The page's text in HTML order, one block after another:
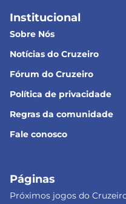
Institucional
Sobre Nós
Notícias do Cruzeiro
Fórum do Cruzeiro
Política de privacidade
Regras da comunidade
Fale conosco
Páginas
Próximos jogos do